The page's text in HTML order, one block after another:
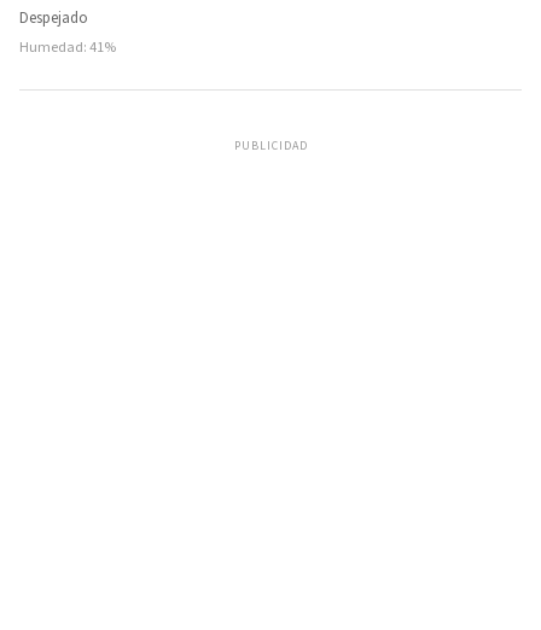
Despejado
Humedad: 41%
PUBLICIDAD